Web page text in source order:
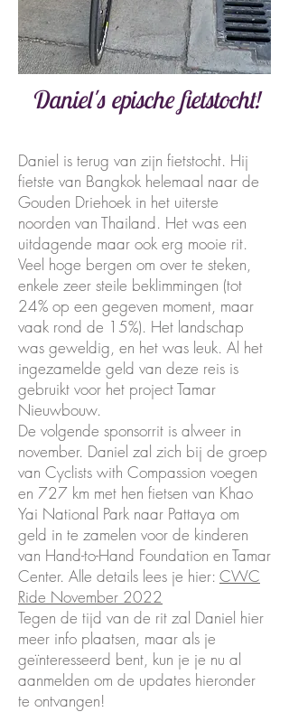
Daniel's epische fietstocht!
Daniel is terug van zijn fietstocht. Hij
fietste van Bangkok helemaal naar de
Gouden Driehoek in het uiterste
noorden van Thailand. Het was een
uitdagende maar ook erg mooie rit.
Veel hoge bergen om over te steken,
enkele zeer steile beklimmingen (tot
24% op een gegeven moment, maar
vaak rond de 15%). Het landschap
was geweldig, en het was leuk. Al het
ingezamelde geld van deze reis is
gebruikt voor het project Tamar
Nieuwbouw.
De volgende sponsorrit is alweer in
november. Daniel zal zich bij de groep
van Cyclists with Compassion voegen
en 727 km met hen fietsen van Khao
Yai National Park naar Pattaya om
geld in te zamelen voor de kinderen
van Hand-to-Hand Foundation en Tamar
Center. Alle details lees je hier: CWC
Ride November 2022
Tegen de tijd van de rit zal Daniel hier
meer info plaatsen, maar als je
geïnteresseerd bent, kun je je nu al
aanmelden om de updates hieronder
te ontvangen!